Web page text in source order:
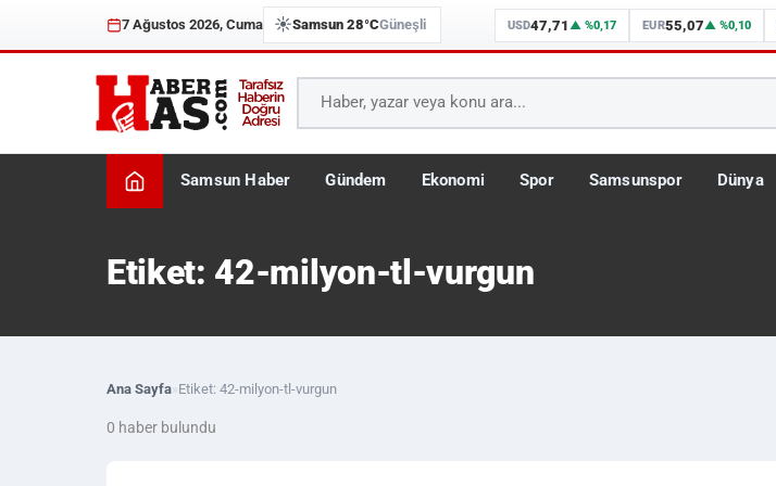
7 Ağustos 2026, Cuma ☀️Samsun 28°CGüneşli USD47,71▲ %0,17 EUR55,07▲ %0,10
Samsun Haber Gündem Ekonomi Spor Samsunspor Dünya
Etiket: 42-milyon-tl-vurgun
Ana Sayfa Etiket: 42-milyon-tl-vurgun
0 haber bulundu